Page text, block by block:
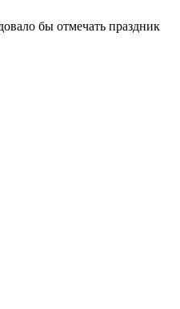
бы отмечать праздник